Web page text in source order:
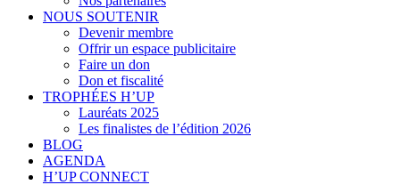
NOUS SOUTENIR
Devenir membre
Offrir un espace publicitaire
Faire un don
Don et fiscalité
TROPHÉES H’UP
Lauréats 2025
Les finalistes de l’édition 2026
BLOG
AGENDA
H’UP CONNECT